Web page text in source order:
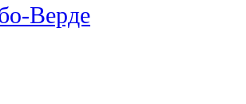
Верде